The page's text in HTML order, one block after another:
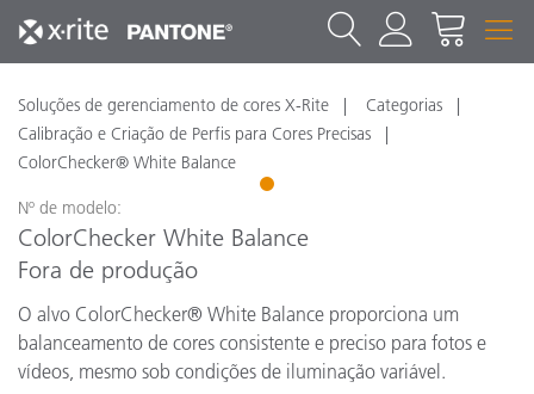
Soluções de gerenciamento de cores X-Rite
Categorias
Calibração e Criação de Perfis para Cores Precisas
ColorChecker® White Balance
1
Nº de modelo:
ColorChecker White Balance
Fora de produção
O alvo ColorChecker® White Balance proporciona um
balanceamento de cores consistente e preciso para fotos e
vídeos, mesmo sob condições de iluminação variável.